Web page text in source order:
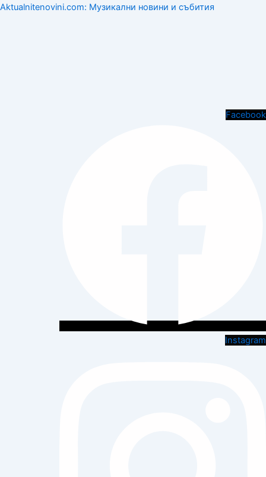
Aktualnitenovini.com: Музикални новини и събития
Facebook
Instagram
Menu